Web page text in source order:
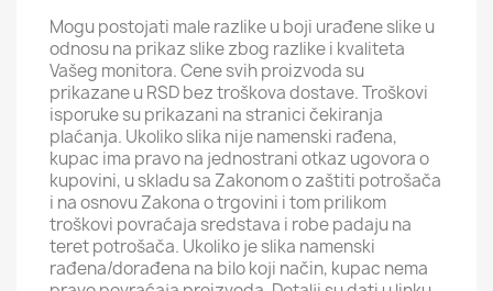
Mogu postojati male razlike u boji urađene slike u
odnosu na prikaz slike zbog razlike i kvaliteta
Vašeg monitora. Cene svih proizvoda su
prikazane u RSD bez troškova dostave. Troškovi
isporuke su prikazani na stranici čekiranja
plaćanja. Ukoliko slika nije namenski rađena,
kupac ima pravo na jednostrani otkaz ugovora o
kupovini, u skladu sa Zakonom o zaštiti potrošača
i na osnovu Zakona o trgovini i tom prilikom
troškovi povraćaja sredstava i robe padaju na
teret potrošača. Ukoliko je slika namenski
rađena/dorađena na bilo koji način, kupac nema